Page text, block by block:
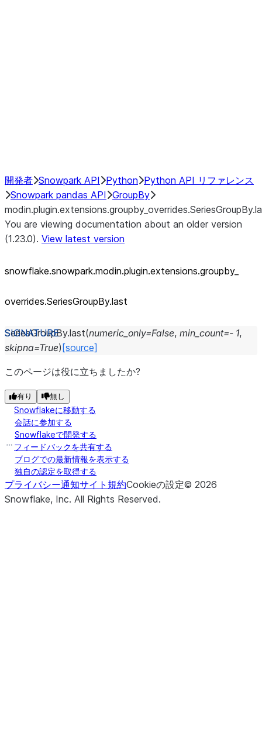
開発者 Snowpark API Python Python API リファレンス
Snowpark pandas API GroupBy
You are viewing documentation about an older version
(1.23.0). View latest version
snowflake.snowpark.modin.plugin.extensions.groupby_
overrides.SeriesGroupBy.last
SeriesGroupBy.last(numeric_only=False, min_count=- 1,
skipna=True) [source]
このページは役に立ちましたか?
有り 無し
Snowflakeに移動する
会話に参加する
Snowflakeで開発する
フィードバックを共有する
ブログでの最新情報を表示する
独自の認定を取得する
プライバシー通知サイト規約Cookieの設定© 2026
Snowflake, Inc. All Rights Reserved.